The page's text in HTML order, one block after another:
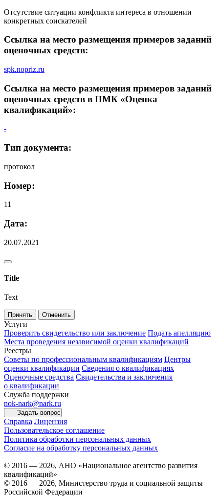
Отсутствие ситуации конфликта интереса в отношении
конкретных соискателей
Ссылка на место размещения примеров заданий
оценочных средств:
spk.nopriz.ru
Ссылка на место размещения примеров заданий
оценочных средств в ПМК «Оценка
квалификаций»:
-
Тип документа:
протокол
Номер:
11
Дата:
20.07.2021
Title
Text
Принять Отменить
Услуги
Проверить свидетельство или заключение Подать апелляцию
Места проведения независимой оценки квалификаций
Реестры
Советы по профессиональным квалификациям Центры
оценки квалификации Сведения о квалификациях
Оценочные средства Свидетельства и заключения
о квалификации
Служба поддержки
nok-nark@nark.ru
Задать вопрос
Справка Лицензия
Пользовательское соглашение
Политика обработки персональных данных
Согласие на обработку персональных данных
© 2016 — 2026, АНО «Национальное агентство развития
квалификаций»
© 2016 — 2026, Министерство труда и социальной защиты
Российской Федерации